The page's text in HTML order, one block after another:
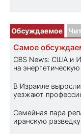
Обсуждаемое
Самое
CBS News: США и
на
В Израиле
уезжают
Семейная пара
иранскую разведку